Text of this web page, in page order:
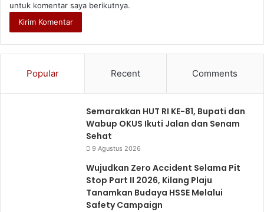
untuk komentar saya berikutnya.
Popular Recent Comments
Semarakkan HUT RI KE-81, Bupati dan
Wabup OKUS Ikuti Jalan dan Senam
Sehat
9 Agustus 2026
Wujudkan Zero Accident Selama Pit
Stop Part II 2026, Kilang Plaju
Tanamkan Budaya HSSE Melalui
Safety Campaign